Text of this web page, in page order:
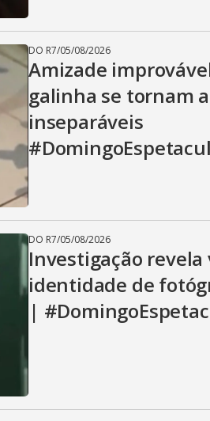
DO R7/05/08/2026
Amizade
galinha se tornam
inseparáveis
DO R7/05/08/2026
Investigação
identidade de
|